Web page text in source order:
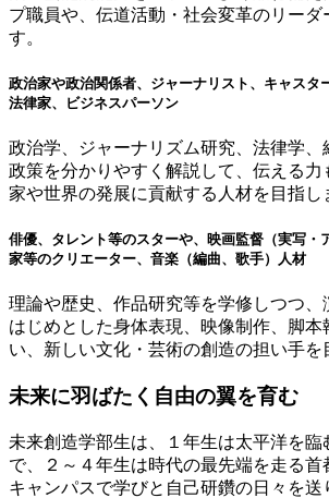
プ職員や、伝道活動・社会変革のリーダ
す。
政治家や政治関係者、ジャーナリスト、キャスタ
法律家、ビジネスパーソン
政治学、ジャーナリズム研究、法律学、
政策を分かりやすく解説して、伝える力
家や世界の発展に貢献する人材を目指し
俳優、タレント等のスターや、映画監督（実写・
家等のクリエーター、音楽（編曲、歌手）人材
理論や歴史、作品研究等を学修しつつ、
はじめとした身体表現、映像制作、脚
い、新しい文化・芸術の創造の担い手を
未来に羽ばたく自由の翼を育む
未来創造学部生は、１年生は太平洋を臨
で、２～４年生は時代の最先端を走る首
キャンパスで学びと自己研鑽の日々を送